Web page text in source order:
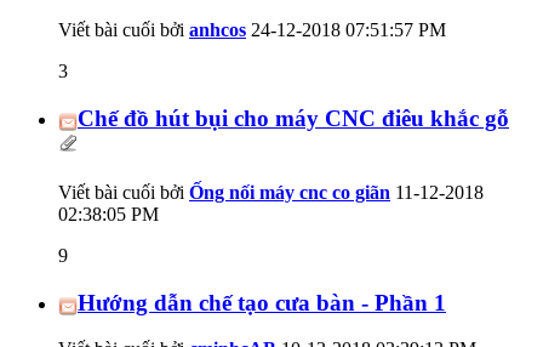
Viết bài cuối bởi anhcos 24-12-2018 07:51:57 PM
3
Chế đồ hút bụi cho máy CNC điêu khắc gỗ
Viết bài cuối bởi Ống nối máy cnc co giãn 11-12-2018
02:38:05 PM
9
Hướng dẫn chế tạo cưa bàn - Phần 1